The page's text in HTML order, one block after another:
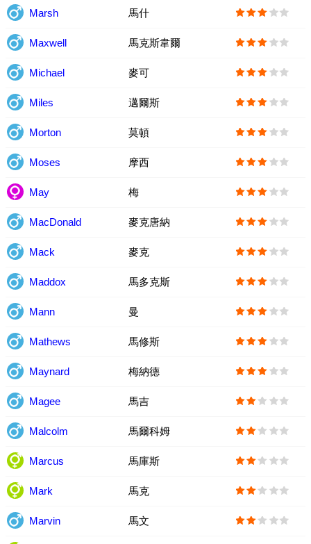
Marsh 馬什
Maxwell 馬克斯韋爾
Michael 麥可
Miles 邁爾斯
Morton 莫頓
Moses 摩西
May 梅
MacDonald 麥克唐納
Mack 麥克
Maddox 馬多克斯
Mann 曼
Mathews 馬修斯
Maynard 梅納德
Magee 馬吉
Malcolm 馬爾科姆
Marcus 馬庫斯
Mark 馬克
Marvin 馬文